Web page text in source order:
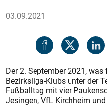
03.09.2021
Der 2. September 2021,
Bezirksliga-Klubs unter der
Fußballtag mit vier
Jesingen, VfL Kirchheim